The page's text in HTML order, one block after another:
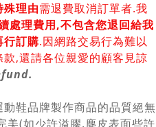
殊理由需退費取消訂單者.我
處理費用,不包含您退回給我
行訂購.因網路交易行為難以
,還請各位親愛的顧客見諒
鞋品牌製作商品的品質絕無
美(如少許溢膠.麂皮表面些許